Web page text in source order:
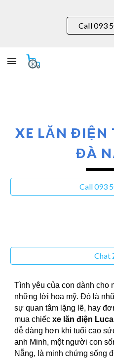
Skip to main content
Call 093
XE LĂN ĐIỆN
ĐÀ
Call 093
Chat
Tình yêu của con dành cho
những lời hoa mỹ. Đó là
sự quan tâm lặng lẽ, hay
mua chiếcxe lăn điện
dễ dàng hơn khi tuổi cao
anh Minh, một người con
Nẵng, là minh chứng sống